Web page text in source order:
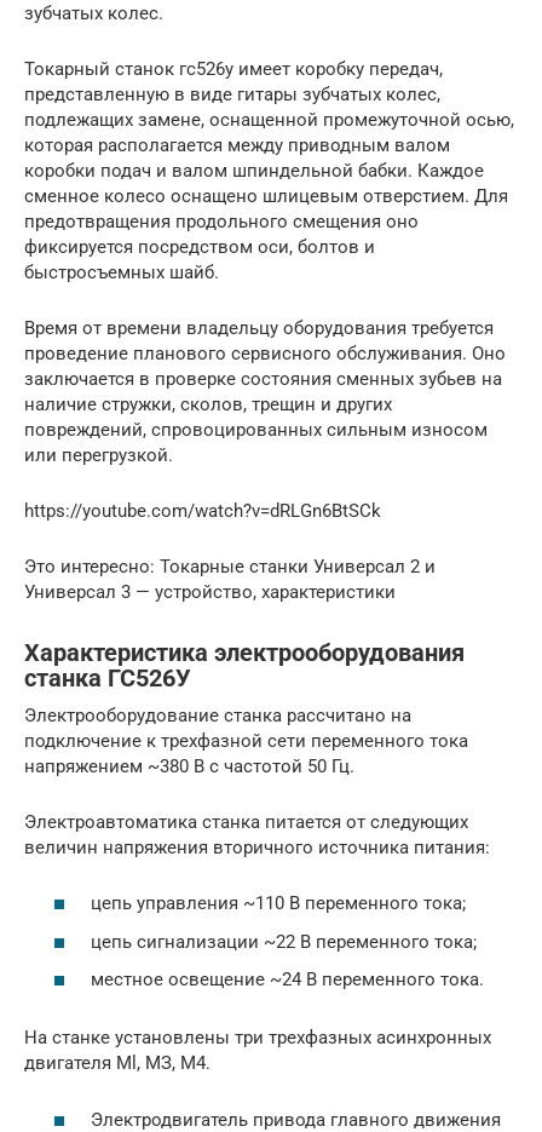
зубчатых колес.
Токарный станок гс526у имеет коробку передач,
представленную в виде гитары зубчатых колес,
подлежащих замене, оснащенной промежуточной осью,
которая располагается между приводным валом
коробки подач и валом шпиндельной бабки. Каждое
сменное колесо оснащено шлицевым отверстием. Для
предотвращения продольного смещения оно
фиксируется посредством оси, болтов и
быстросъемных шайб.
Время от времени владельцу оборудования требуется
проведение планового сервисного обслуживания. Оно
заключается в проверке состояния сменных зубьев на
наличие стружки, сколов, трещин и других
повреждений, спровоцированных сильным износом
или перегрузкой.
https://youtube.com/watch?v=dRLGn6BtSCk
Это интересно: Токарные станки Универсал 2 и
Универсал 3 — устройство, характеристики
Характеристика электрооборудования
станка ГС526У
Электрооборудование станка рассчитано на
подключение к трехфазной сети переменного тока
напряжением ~380 В с частотой 50 Гц.
Электроавтоматика станка питается от следующих
величин напряжения вторичного источника питания:
цепь управления ~110 В переменного тока;
цепь сигнализации ~22 В переменного тока;
местное освещение ~24 В переменного тока.
На станке установлены три трехфазных асинхронных
двигателя Ml, МЗ, М4.
Электродвигатель привода главного движения